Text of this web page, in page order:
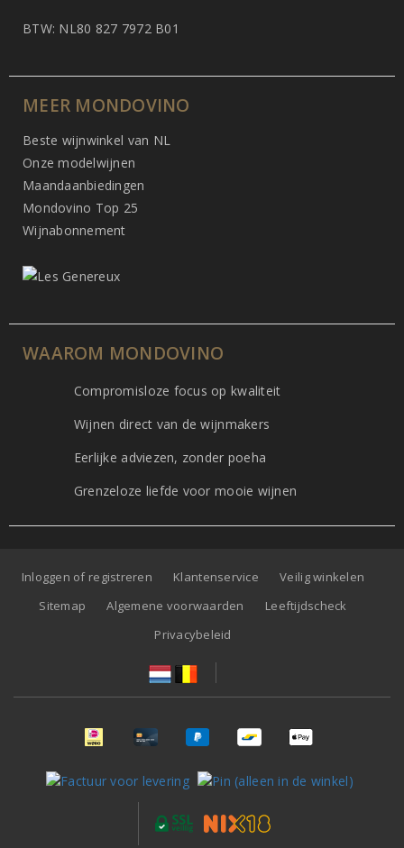
BTW: NL80 827 7972 B01
MEER MONDOVINO
Beste wijnwinkel van NL
Onze modelwijnen
Maandaanbiedingen
Mondovino Top 25
Wijnabonnement
WAAROM MONDOVINO
Compromisloze focus op kwaliteit
Wijnen direct van de wijnmakers
Eerlijke adviezen, zonder poeha
Grenzeloze liefde voor mooie wijnen
Inloggen of registreren Klantenservice
Veilig winkelen
Sitemap
Algemene voorwaarden
Leeftijdscheck
Privacybeleid